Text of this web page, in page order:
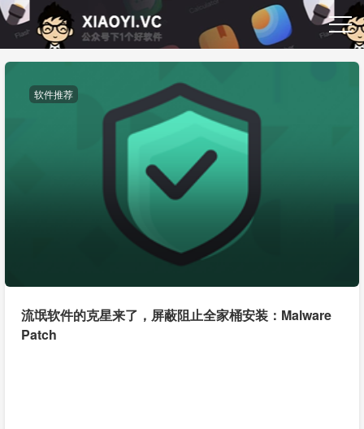
软件推荐
流氓软件的克星来了，屏蔽阻止全家桶安装：Malware
Patch